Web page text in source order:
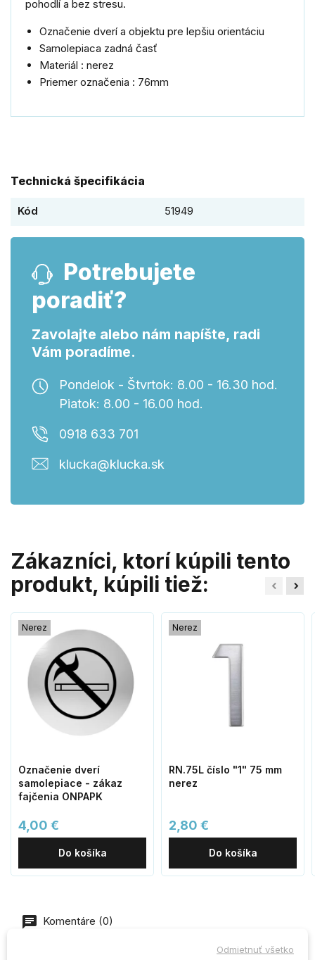
pohodlí a bez stresu.
Označenie dverí a objektu pre lepšiu orientáciu
Samolepiaca zadná časť
Materiál : nerez
Priemer označenia : 76mm
Technická špecifikácia
Kód 51949
Potrebujete
poradiť?
Zavolajte alebo nám napíšte, radi
Vám poradíme.
Pondelok - Štvrtok: 8.00 - 16.30 hod.
Piatok: 8.00 - 16.00 hod.
0918 633 701
klucka@klucka.sk
Zákazníci, ktorí kúpili tento
produkt, kúpili tiež:
Nerez
Označenie dverí
samolepiace - zákaz
fajčenia ONPAPK
4,00 €
Do košíka
Nerez
RN.75L číslo "1" 75 mm
nerez
2,80 €
Do košíka
Komentáre (0)
Odmietnuť všetko